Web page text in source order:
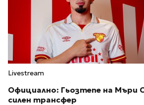
Livestream
Официално: Гьозтепе на Мъри
силен трансфер